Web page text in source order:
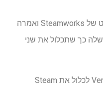
החברה פרסמה את החשיפה בפוסט של Steamworks ואמרה
שהיא מרחיבה את תוכנית Verified שלה כך שתכלול את שני
"היום אנו מרחיבים את תוכנית Verified לכלול את Steam